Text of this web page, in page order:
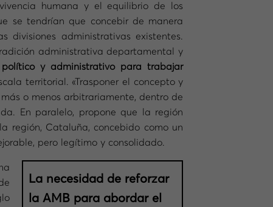
humana y el equilibrio de los
se tendrían que concebir de manera
divisiones administrativas existentes.
administrativa departamental y
y administrativo para trabajar
territorial. «Trasponer el concepto y
o menos arbitrariamente, dentro de
En paralelo, propone que la región
región, Cataluña, concebido como un
pero legítimo y consolidado.
La necesidad de reforzar
la AMB para abordar el